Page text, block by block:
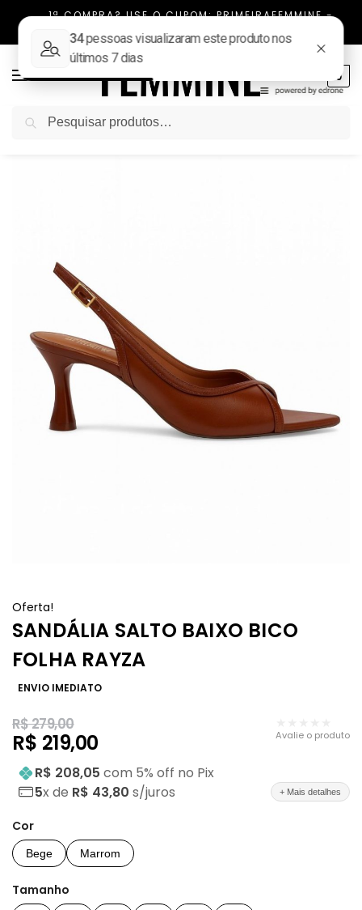
1ª COMPRA? USE O CUPOM: PRIMEIRAFEMMINE -
0
Início / SALTO / Sandália Salto Baixo Bico Folha Rayza
Oferta!
SANDÁLIA SALTO BAIXO BICO
FOLHA RAYZA
ENVIO IMEDIATO
R$279,00
R$ 219,00 Avalie o produto
R$ 208,05 com 5% off no Pix
5x de R$ 43,80 s/juros + Mais detalhes
Cor
Bege Marrom
Tamanho